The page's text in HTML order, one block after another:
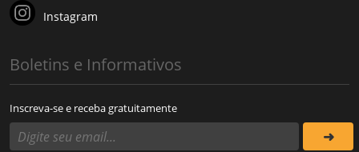
Instagram
Boletins e Informativos
Inscreva-se e receba gratuitamente